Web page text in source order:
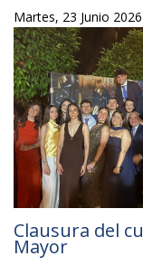
Martes, 23 Junio 2026
Clausura del
Mayor